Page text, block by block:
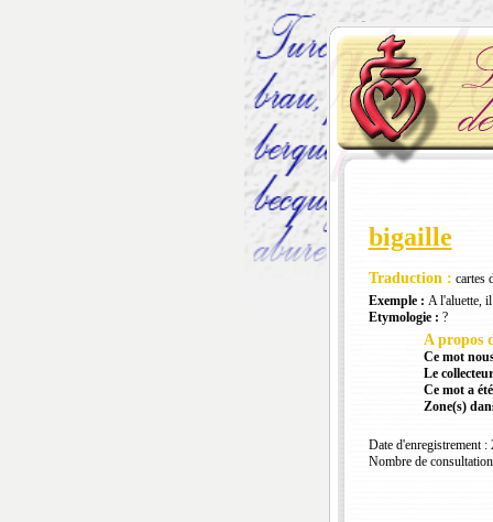
bigaille
Traduction : cartes
Exemple : A l'aluette,
Etymologie : ?
A propos
Ce mot
Le
Ce mot a
Zone(s)
Date d'enregistrement
Nombre de